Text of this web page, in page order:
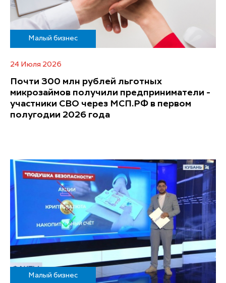
Малый бизнес
24 Июля 2026
Почти 300 млн рублей льготных
микрозаймов получили предприниматели -
участники СВО через МСП.РФ в первом
полугодии 2026 года
Малый бизнес